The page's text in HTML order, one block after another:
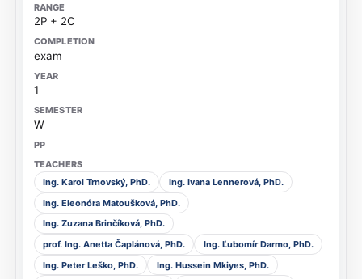
2P + 2C
exam
1
W
Ing. Karol Trnovský, PhD.
Ing. Ivana Lennerová, PhD.
Ing. Eleonóra Matoušková, PhD.
Ing. Zuzana Brinčíková, PhD.
prof. Ing. Anetta Čaplánová, PhD.
Ing. Ľubomír Darmo, PhD.
Ing. Peter Leško, PhD.
Ing. Hussein Mkiyes, PhD.